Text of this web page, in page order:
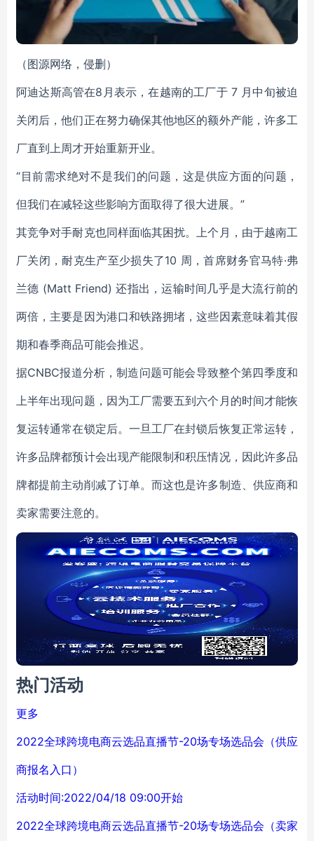
（图源网络，侵删）
阿迪达斯高管在8月表示，在越南的工厂于 7 月中旬被迫
关闭后，他们正在努力确保其他地区的额外产能，许多工
厂直到上周才开始重新开业。
“目前需求绝对不是我们的问题，这是供应方面的问题，
但我们在减轻这些影响方面取得了很大进展。”
其竞争对手耐克也同样面临其困扰。上个月，由于越南工
厂关闭，耐克生产至少损失了10 周，首席财务官马特·弗
兰德 (Matt Friend) 还指出，运输时间几乎是大流行前的
两倍，主要是因为港口和铁路拥堵，这些因素意味着其假
期和春季商品可能会推迟。
据CNBC报道分析，制造问题可能会导致整个第四季度和
上半年出现问题，因为工厂需要五到六个月的时间才能恢
复运转通常在锁定后。一旦工厂在封锁后恢复正常运转，
许多品牌都预计会出现产能限制和积压情况，因此许多品
牌都提前主动削减了订单。而这也是许多制造、供应商和
卖家需要注意的。
热门活动
更多
2022全球跨境电商云选品直播节-20场专场选品会（供应
商报名入口）
活动时间:2022/04/18 09:00开始
2022全球跨境电商云选品直播节-20场专场选品会（卖家